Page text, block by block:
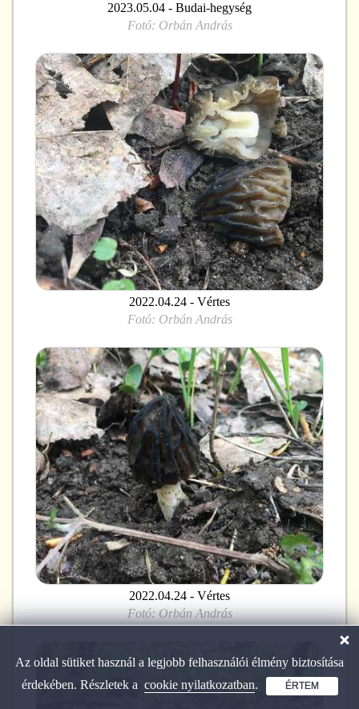
2023.05.04 - Budai-hegység
Fotó: Orbán András
2022.04.24 - Vértes
Fotó: Orbán András
2022.04.24 - Vértes
Fotó:Orbán András
Az oldal sütiket használ a legjobb felhasználói élmény biztosítása
érdekében. Részletek a cookie nyilatkozatban. ÉRTEM